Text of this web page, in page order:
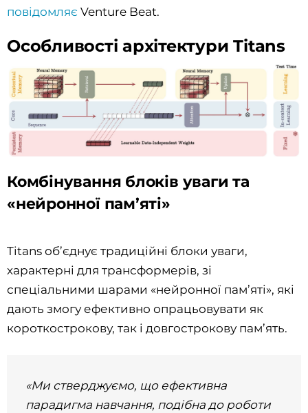
повідомляє Venture Beat.
Особливості архітектури Titans
Комбінування блоків уваги та
«нейронної пам’яті»
Titans об’єднує традиційні блоки уваги,
характерні для трансформерів, зі
спеціальними шарами «нейронної пам’яті», які
дають змогу ефективно опрацьовувати як
короткострокову, так і довгострокову пам’ять.
«Ми стверджуємо, що ефективна
парадигма навчання, подібна до роботи